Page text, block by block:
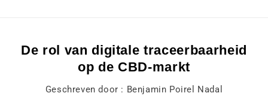
De rol van digitale traceerbaarheid
op de CBD-markt
Geschreven door : Benjamin Poirel Nadal